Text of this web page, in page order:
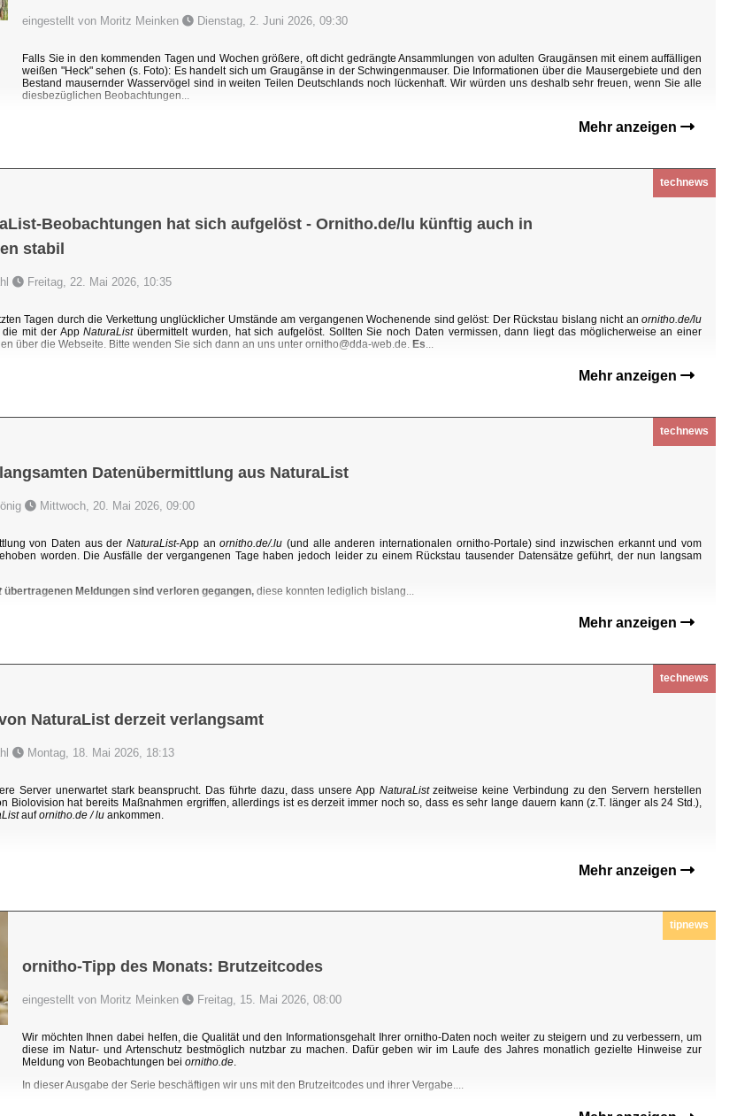
eingestellt von Moritz Meinken Dienstag, 2. Juni 2026, 09:30
Falls Sie in den kommenden Tagen und Wochen größere, oft dicht gedrängte Ansammlungen von adulten Graugänsen mit einem auffälligen
weißen "Heck" sehen (s. Foto): Es handelt sich um Graugänse in der Schwingenmauser. Die Informationen über die Mausergebiete und den
Bestand mausernder Wasservögel sind in weiten Teilen Deutschlands noch lückenhaft. Wir würden uns deshalb sehr freuen, wenn Sie alle
diesbezüglichen Beobachtungen...
Mehr anzeigen
technews
Beobachtungen hat sich aufgelöst - Ornitho.de/lu künftig auch in
stabil
Freitag, 22. Mai 2026, 10:35
Tagen durch die Verkettung unglücklicher Umstände am vergangenen Wochenende sind gelöst: Der Rückstau bislang nicht an ornitho.de/lu
die mit der AppNaturaListübermittelt wurden, hat sich aufgelöst. Sollten Sie noch Daten vermissen, dann liegt das möglicherweise an einer
über die Webseite. Bitte wenden Sie sich dann an uns unter ornitho@dda-web.de. Es...
Mehr anzeigen
technews
Datenübermittlung aus NaturaList
Mittwoch, 20. Mai 2026, 09:00
von Daten aus der NaturaList-App anornitho.de/.lu (und alle anderen internationalen ornitho-Portale) sind inzwischen erkannt und vom
worden. Die Ausfälle der vergangenen Tage haben jedoch leider zu einem Rückstau tausender Datensätze geführt, der nun langsam
übertragenen Meldungen sind verloren gegangen, diese konnten lediglich bislang...
Mehr anzeigen
technews
NaturaList derzeit verlangsamt
Montag, 18. Mai 2026, 18:13
Server unerwartet stark beansprucht. Das führte dazu, dass unsere App NaturaListzeitweise keine Verbindung zu den Servern herstellen
Biolovision hat bereits Maßnahmen ergriffen, allerdings ist es derzeit immer noch so, dass es sehr lange dauern kann (z.T. länger als 24 Std.),
aufornitho.de / lu ankommen.
Mehr anzeigen
tipnews
ornitho-Tipp des Monats: Brutzeitcodes
eingestellt von Moritz Meinken Freitag, 15. Mai 2026, 08:00
Wir möchten Ihnen dabei helfen, die Qualität und den Informationsgehalt Ihrer ornitho-Daten noch weiter zu steigern und zu verbessern, um
diese im Natur- und Artenschutz bestmöglich nutzbar zu machen. Dafür geben wir im Laufe des Jahres monatlich gezielte Hinweise zur
Meldung von Beobachtungen bei ornitho.de.
In dieser Ausgabe der Serie beschäftigen wir uns mit den Brutzeitcodes und ihrer Vergabe....